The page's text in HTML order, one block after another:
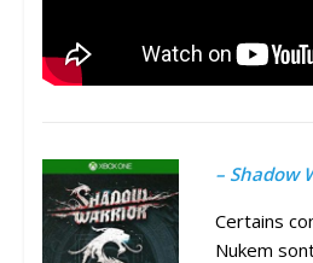
– Shadow
Certains
Nukem